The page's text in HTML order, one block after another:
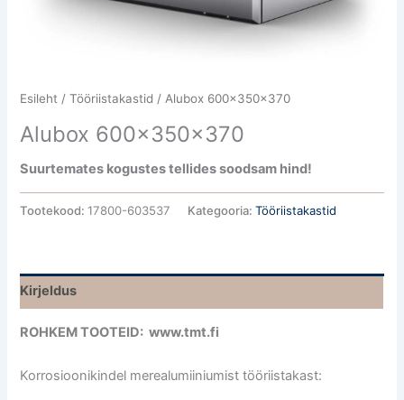
Esileht /Tööriistakastid / Alubox 600x350x370
Alubox 600x350x370
Suurtemates kogustes tellides soodsam hind!
Tootekood:17800-603537 Kategooria:Tööriistakastid
Kirjeldus
ROHKEM TOOTEID: www.tmt.fi
Korrosioonikindel merealumiiniumist tööriistakast: